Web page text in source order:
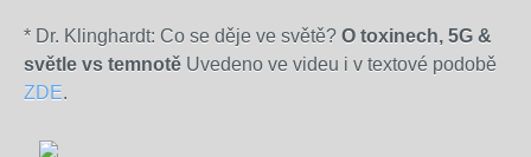
* Dr. Klinghardt: Co se děje ve světě? O toxinech, 5G &
světle vs temnotě Uvedeno ve videu i v textové podobě
ZDE.